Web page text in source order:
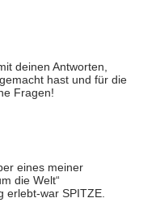
deinen Antworten,
hast und für die
Fragen!
eines meiner
die Welt“
erlebt-war SPITZE.